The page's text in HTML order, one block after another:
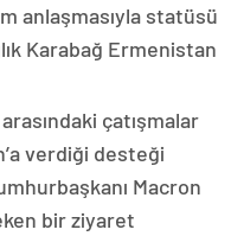
anlaşmasıyla statüsü
Karabağ Ermenistan
çatışmalar
verdiği desteği
Macron
bir ziyaret